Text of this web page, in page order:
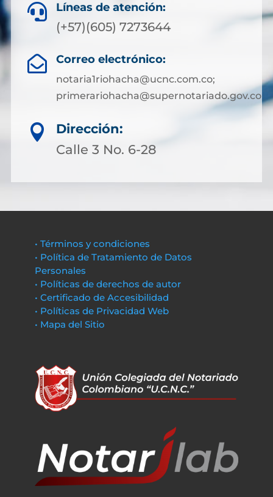
 Líneas de atención:
(+57)(605) 7273644
 Correo electrónico:
notaria1riohacha@ucnc.com.co;
primerariohacha@supernotariado.gov.co

Dirección:
Calle 3 No. 6-28
• Términos y condiciones
• Política de Tratamiento de Datos
Personales
• Políticas de derechos de autor
• Certificado de Accesibilidad
• Políticas de Privacidad Web
• Mapa del Sitio